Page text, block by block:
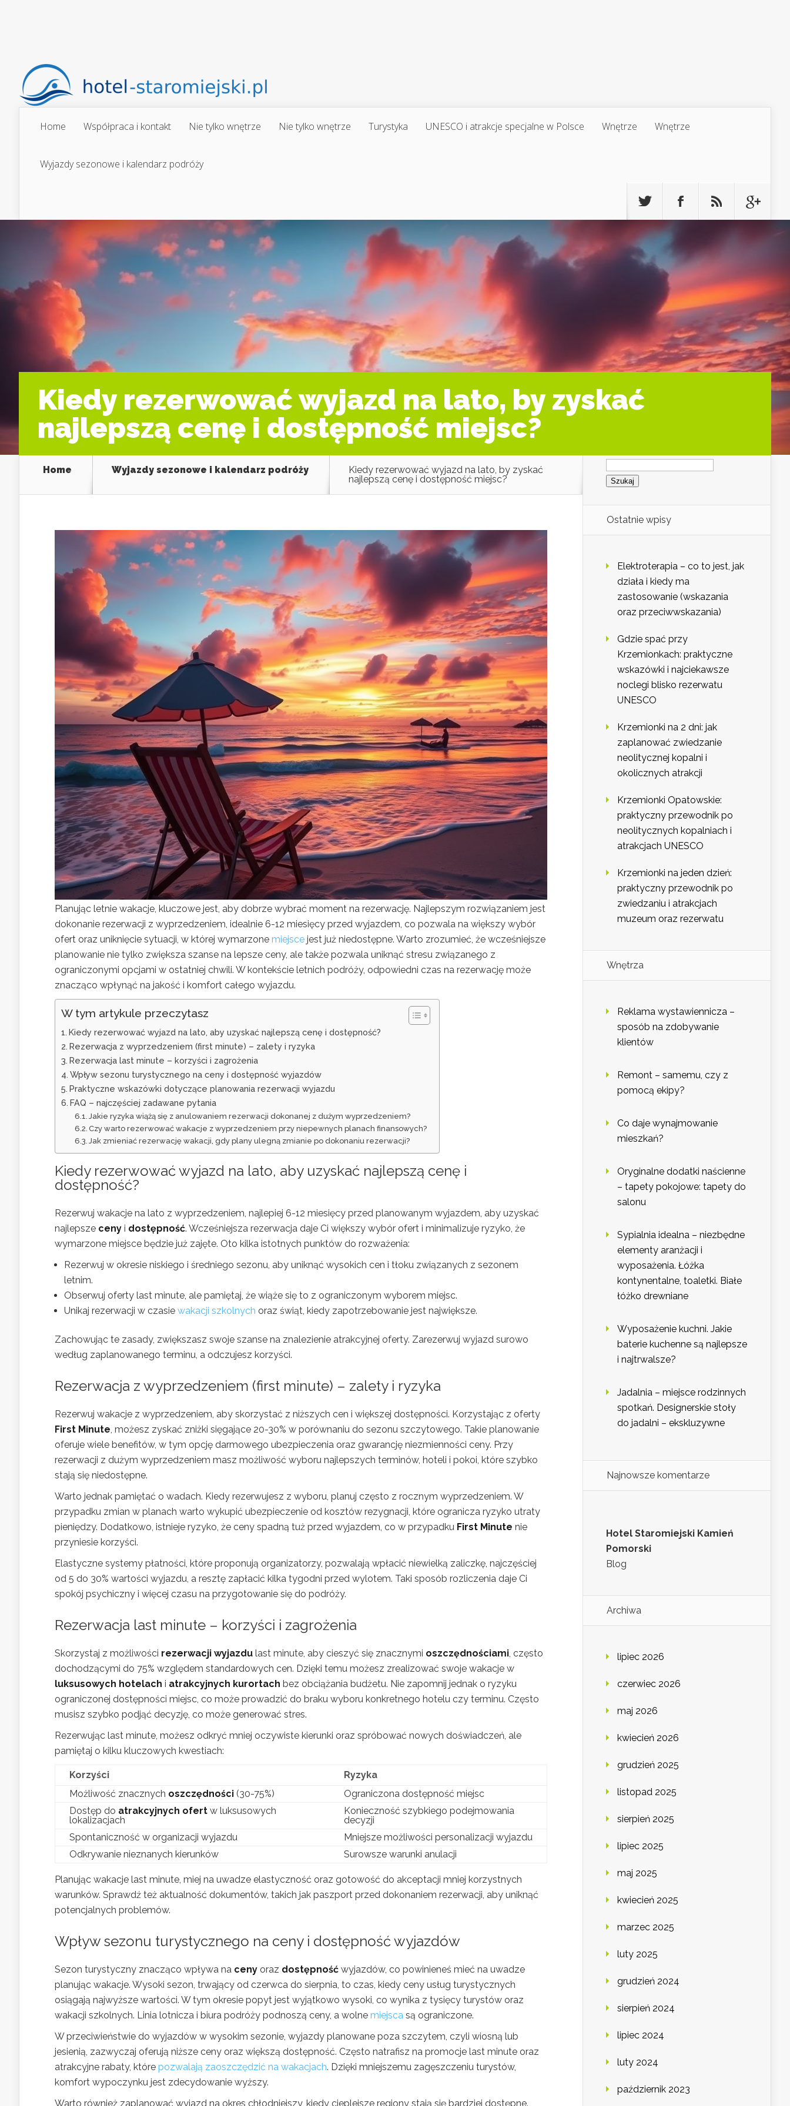
Home Współpraca i kontakt Nie tylko wnętrze Nie tylko wnętrze Turystyka UNESCO i atrakcje specjalne w Polsce Wnętrze Wnętrze
Wyjazdy sezonowe i kalendarz podróży
Kiedy rezerwować wyjazd na lato, by zyskać
najlepszą cenę i dostępność miejsc?
Home Wyjazdy sezonowe i kalendarz podróży
Kiedy rezerwować wyjazd na lato, by zyskać
najlepszą cenę i dostępność miejsc?
Planując letnie wakacje, kluczowe jest, aby dobrze wybrać moment na rezerwację. Najlepszym rozwiązaniem jest
dokonanie rezerwacji z wyprzedzeniem, idealnie 6-12 miesięcy przed wyjazdem, co pozwala na większy wybór
ofert oraz uniknięcie sytuacji, w której wymarzone miejsce jest już niedostępne. Warto zrozumieć, że wcześniejsze
planowanie nie tylko zwiększa szanse na lepsze ceny, ale także pozwala uniknąć stresu związanego z
ograniczonymi opcjami w ostatniej chwili. W kontekście letnich podróży, odpowiedni czas na rezerwację może
znacząco wpłynąć na jakość i komfort całego wyjazdu.
W tym artykule przeczytasz
Kiedy rezerwować wyjazd na lato, aby uzyskać najlepszą cenę i dostępność?
Rezerwacja z wyprzedzeniem (first minute) – zalety i ryzyka
Rezerwacja last minute – korzyści i zagrożenia
Wpływ sezonu turystycznego na ceny i dostępność wyjazdów
Praktyczne wskazówki dotyczące planowania rezerwacji wyjazdu
FAQ – najczęściej zadawane pytania
Jakie ryzyka wiążą się z anulowaniem rezerwacji dokonanej z dużym wyprzedzeniem?
Czy warto rezerwować wakacje z wyprzedzeniem przy niepewnych planach finansowych?
Jak zmieniać rezerwację wakacji, gdy plany ulegną zmianie po dokonaniu rezerwacji?
Kiedy rezerwowaćwyjazd na lato, aby uzyskać najlepszą cenę i
dostępność?
Rezerwuj wakacje na lato z wyprzedzeniem, najlepiej 6-12 miesięcy przed planowanym wyjazdem, aby uzyskać
najlepsze ceny i dostępność. Wcześniejsza rezerwacja daje Ci większy wybór ofert i minimalizuje ryzyko, że
wymarzone miejsce będzie już zajęte. Oto kilka istotnych punktów do rozważenia:
Rezerwuj w okresie niskiego i średniego sezonu, aby uniknąć wysokich cen i tłoku związanych z sezonem
letnim.
Obserwuj oferty last minute, ale pamiętaj, że wiąże się to z ograniczonym wyborem miejsc.
Unikaj rezerwacji w czasie wakacji szkolnych oraz świąt, kiedy zapotrzebowanie jest największe.
Zachowując te zasady, zwiększasz swoje szanse na znalezienie atrakcyjnej oferty. Zarezerwuj wyjazd surowo
według zaplanowanego terminu, a odczujesz korzyści.
Rezerwacja z wyprzedzeniem (first minute) – zalety i ryzyka
Rezerwuj wakacje z wyprzedzeniem, aby skorzystać z niższych cen i większej dostępności. Korzystając z oferty
First Minute , możesz zyskać zniżki sięgające 20-30% w porównaniu do sezonu szczytowego. Takie planowanie
oferuje wiele benefitów, w tym opcję darmowego ubezpieczenia oraz gwarancję niezmienności ceny. Przy
rezerwacji z dużym wyprzedzeniem masz możliwość wyboru najlepszych terminów, hoteli i pokoi, które szybko
stają się niedostępne.
Warto jednak pamiętać o wadach. Kiedy rezerwujesz z wyboru, planuj często z rocznym wyprzedzeniem. W
przypadku zmian w planach warto wykupić ubezpieczenie od kosztów rezygnacji, które ogranicza ryzyko utraty
pieniędzy. Dodatkowo, istnieje ryzyko, że ceny spadną tuż przed wyjazdem, co w przypadku First Minute nie
przyniesie korzyści.
Elastyczne systemy płatności, które proponują organizatorzy, pozwalają wpłacić niewielką zaliczkę, najczęściej
od 5 do 30% wartości wyjazdu, a resztę zapłacić kilka tygodni przed wylotem. Taki sposób rozliczenia daje Ci
spokój psychiczny i więcej czasu na przygotowanie się do podróży.
Rezerwacja last minute – korzyści i zagrożenia
Skorzystaj z możliwości rezerwacji wyjazdu last minute, aby cieszyć się znacznymi oszczędnościami , często
dochodzącymi do 75% względem standardowych cen. Dzięki temu możesz zrealizować swoje wakacje w
luksusowych hotelach i atrakcyjnych kurortach bez obciążania budżetu. Nie zapomnij jednak o ryzyku
ograniczonej dostępności miejsc, co może prowadzić do braku wyboru konkretnego hotelu czy terminu. Często
musisz szybko podjąć decyzję, co może generować stres.
Rezerwując last minute, możesz odkryć mniej oczywiste kierunki oraz spróbować nowych doświadczeń, ale
pamiętaj o kilku kluczowych kwestiach:
Korzyści
Ryzyka
Możliwość znacznych oszczędności (30-75%)
Ograniczona dostępność miejsc
Dostęp do atrakcyjnych ofert w luksusowych
lokalizacjach
Konieczność szybkiego podejmowania
decyzji
Spontaniczność w organizacji wyjazdu
Mniejsze możliwości personalizacji wyjazdu
Odkrywanie nieznanych kierunków
Surowsze warunki anulacji
Planując wakacje last minute, miej na uwadze elastyczność oraz gotowość do akceptacji mniej korzystnych
warunków. Sprawdź też aktualność dokumentów, takich jak paszport przed dokonaniem rezerwacji, aby uniknąć
potencjalnych problemów.
Wpływ sezonu turystycznego na ceny i dostępność wyjazdów
Sezon turystyczny znacząco wpływa na ceny oraz dostępność wyjazdów, co powinieneś mieć na uwadze
planując wakacje. Wysoki sezon, trwający od czerwca do sierpnia, to czas, kiedy ceny usług turystycznych
osiągają najwyższe wartości. W tym okresie popyt jest wyjątkowo wysoki, co wynika z tysięcy turystów oraz
wakacji szkolnych. Linia lotnicza i biura podróży podnoszą ceny, a wolne miejsca są ograniczone.
W przeciwieństwie do wyjazdów w wysokim sezonie, wyjazdy planowane poza szczytem, czyli wiosną lub
jesienią, zazwyczaj oferują niższe ceny oraz większą dostępność. Często natrafisz na promocje last minute oraz
atrakcyjne rabaty, które pozwalają zaoszczędzić na wakacjach. Dzięki mniejszemu zagęszczeniu turystów,
komfort wypoczynku jest zdecydowanie wyższy.
Warto również zaplanować wyjazd na okres chłodniejszy, kiedy cieplejsze regiony stają się bardziej dostępne.
Szukaj:
Ostatnie wpisy
Elektroterapia – co to jest, jak
działa i kiedy ma
zastosowanie (wskazania
oraz przeciwwskazania)
Gdzie spać przy
Krzemionkach: praktyczne
wskazówki i najciekawsze
noclegi blisko rezerwatu
UNESCO
Krzemionki na 2 dni: jak
zaplanować zwiedzanie
neolitycznej kopalni i
okolicznych atrakcji
Krzemionki Opatowskie:
praktyczny przewodnik po
neolitycznych kopalniach i
atrakcjach UNESCO
Krzemionki na jeden dzień:
praktyczny przewodnik po
zwiedzaniu i atrakcjach
muzeum oraz rezerwatu
Wnętrza
Reklama wystawiennicza –
sposób na zdobywanie
klientów
Remont – samemu, czy z
pomocą ekipy?
Co daje wynajmowanie
mieszkań?
Oryginalne dodatki naścienne
– tapety pokojowe: tapety do
salonu
Sypialnia idealna – niezbędne
elementy aranżacji i
wyposażenia. Łóżka
kontynentalne, toaletki. Białe
łóżko drewniane
Wyposażenie kuchni. Jakie
baterie kuchenne są najlepsze
i najtrwalsze?
Jadalnia – miejsce rodzinnych
spotkań. Designerskie stoły
do jadalni – ekskluzywne
Najnowsze komentarze
Hotel Staromiejski Kamień
Pomorski
Blog
Archiwa
lipiec 2026
czerwiec 2026
maj 2026
kwiecień 2026
grudzień 2025
listopad 2025
sierpień 2025
lipiec 2025
maj 2025
kwiecień 2025
marzec 2025
luty 2025
grudzień 2024
sierpień 2024
lipiec 2024
luty 2024
październik 2023